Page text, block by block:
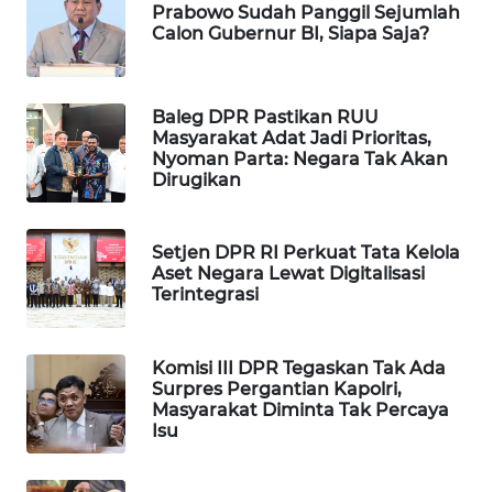
Prabowo Sudah Panggil Sejumlah
Calon Gubernur BI, Siapa Saja?
Baleg DPR Pastikan RUU
Masyarakat Adat Jadi Prioritas,
Nyoman Parta: Negara Tak Akan
Dirugikan
Setjen DPR RI Perkuat Tata Kelola
Aset Negara Lewat Digitalisasi
Terintegrasi
Komisi III DPR Tegaskan Tak Ada
Surpres Pergantian Kapolri,
Masyarakat Diminta Tak Percaya
Isu
PORTAL
KONSUMEN
FORWAMKI
ALPERKLINAS
TAMBANG
NEWS
SITUNGIR
NEWS
SIDIKALANG